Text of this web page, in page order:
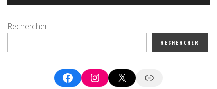
Rechercher
RECHERCHER
FacebookInstagram
X Google News